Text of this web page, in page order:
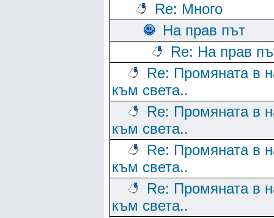
Re: Много
На прав път
Re: На прав
Re: Промяната в
към света..
Re: Промяната в
към света..
Re: Промяната в
към света..
Re: Промяната в
към света..